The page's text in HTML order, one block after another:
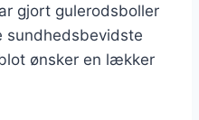
gjort gulerodsboller
sundhedsbevidste
ønsker en lækker